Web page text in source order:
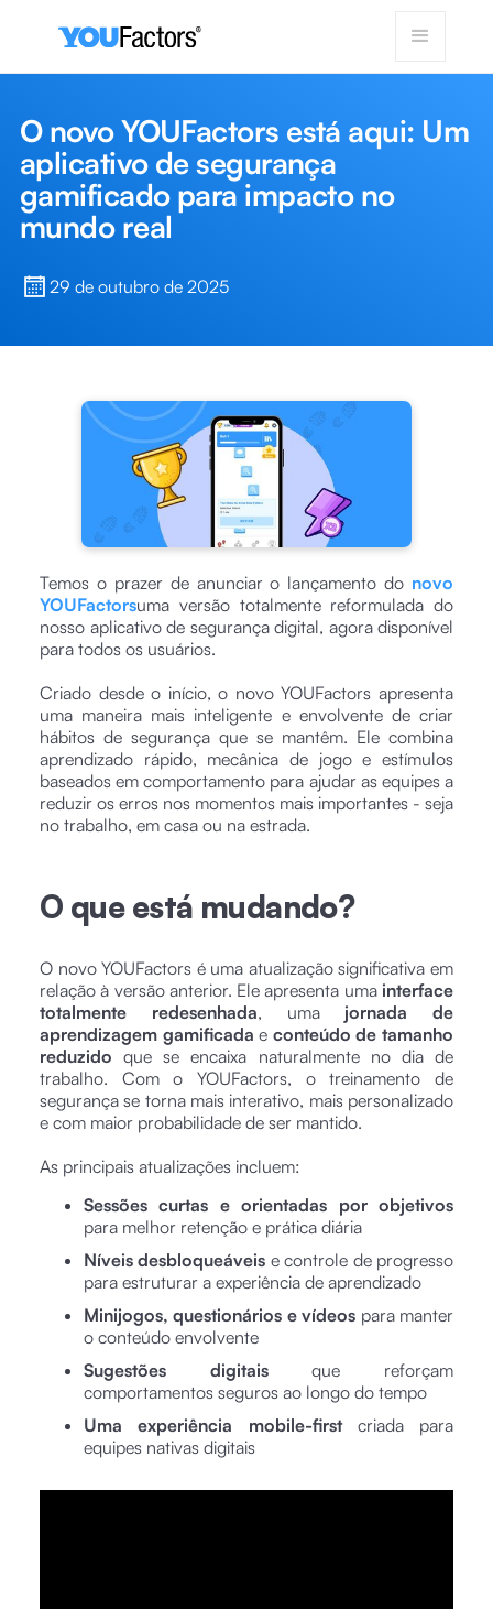
O novo YOUFactors está aqui: Um
aplicativo de segurança
gamificado para impacto no
mundo real
29 de outubro de 2025
Temos o prazer de anunciar o lançamento do novo
YOUFactorsuma versão totalmente reformulada do
nosso aplicativo de segurança digital, agora disponível
para todos os usuários.
Criado desde o início, o novo YOUFactors apresenta
uma maneira mais inteligente e envolvente de criar
hábitos de segurança que se mantêm. Ele combina
aprendizado rápido, mecânica de jogo e estímulos
baseados em comportamento para ajudar as equipes a
reduzir os erros nos momentos mais importantes - seja
no trabalho, em casa ou na estrada.
O que está mudando?
O novo YOUFactors é uma atualização significativa em
relação à versão anterior. Ele apresenta uma interface
totalmente redesenhada, uma jornada de
aprendizagem gamificada e conteúdo de tamanho
reduzido que se encaixa naturalmente no dia de
trabalho. Com o YOUFactors, o treinamento de
segurança se torna mais interativo, mais personalizado
e com maior probabilidade de ser mantido.
As principais atualizações incluem:
Sessões curtas e orientadas por objetivos
para melhor retenção e prática diária
Níveis desbloqueáveis e controle de progresso
para estruturar a experiência de aprendizado
Minijogos, questionários e vídeos para manter
o conteúdo envolvente
Sugestões digitaisque reforçam
comportamentos seguros ao longo do tempo
Uma experiência mobile-firstcriada para
equipes nativas digitais